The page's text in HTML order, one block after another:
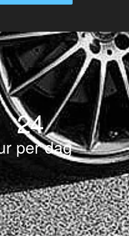
24
per dag